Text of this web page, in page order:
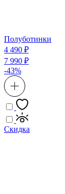
Полуботинки
4 490 ₽
7 990 ₽
-43%
Скидка